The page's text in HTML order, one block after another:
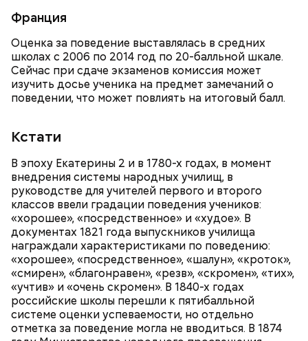
Франция
Оценка за поведение выставлялась в средних
школах с 2006 по 2014 год по 20-балльной шкале.
Сейчас при сдаче экзаменов комиссия может
изучить досье ученика на предмет замечаний о
поведении, что может повлиять на итоговый балл.
Кстати
В эпоху Екатерины 2 и в 1780-х годах, в момент
внедрения системы народных училищ, в
руководстве для учителей первого и второго
классов ввели градации поведения учеников:
«хорошее», «посредственное» и «худое». В
документах 1821 года выпускников училища
награждали характеристиками по поведению:
«хорошее», «посредственное», «шалун», «кроток»,
«смирен», «благонравен», «резв», «скромен», «тих»,
«учтив» и «очень скромен». В 1840-х годах
российские школы перешли к пятибалльной
системе оценки успеваемости, но отдельно
отметка за поведение могла не вводиться. В 1874
День «Счастье случается» был инициирован
Тайным обществом счастливых людей, чтобы
напомнить людям, что счастье на самом деле
кроется в мелочах. Отпраздновать этот день
можно, поделившись с другими людьми
счастливыми моментами из своей жизни.
Уберут отеки и улучшат зрение:
диетолог Соломатина рассказала
о пользе кабачков
Кабачки, тушеные с курицей
Как приготовить домашний
майонез: три простых рецепта
Эндокринолог Куликова
объяснила, в чем заключается
польза сезонных овощей и
фруктов